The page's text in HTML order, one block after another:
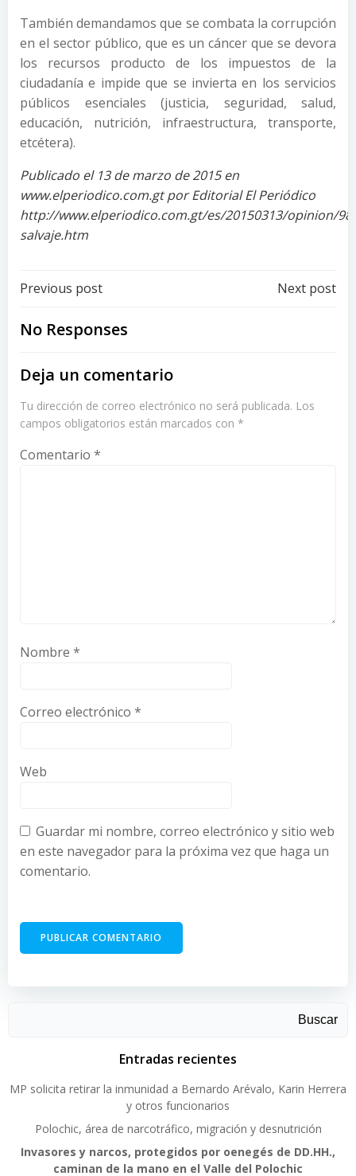
También demandamos que se combata la corrupción
en el sector público, que es un cáncer que se devora
los recursos producto de los impuestos de la
ciudadanía e impide que se invierta en los servicios
públicos esenciales (justicia, seguridad, salud,
educación, nutrición, infraestructura, transporte,
etcétera).
Publicado el 13 de marzo de 2015 en
www.elperiodico.com.gt por Editorial El Periódico
http://www.elperiodico.com.gt/es/20150313/opinion/
salvaje.htm
Post
navigation
Previous post Next post
No Responses
Deja un comentario
Tu dirección de correo electrónico no será publicada. Los
campos obligatorios están marcados con *
Comentario *
Nombre *
Correo electrónico *
Web
Guardar mi nombre, correo electrónico y sitio web
en este navegador para la próxima vez que haga un
comentario.
Buscar
Entradas recientes
MP solicita retirar la inmunidad a Bernardo Arévalo, Karin Herrera
y otros funcionarios
Polochic, área de narcotráfico, migración y desnutrición
Invasores y narcos, protegidos por oenegés de DD.HH.,
caminan de la mano en el Valle del Polochic